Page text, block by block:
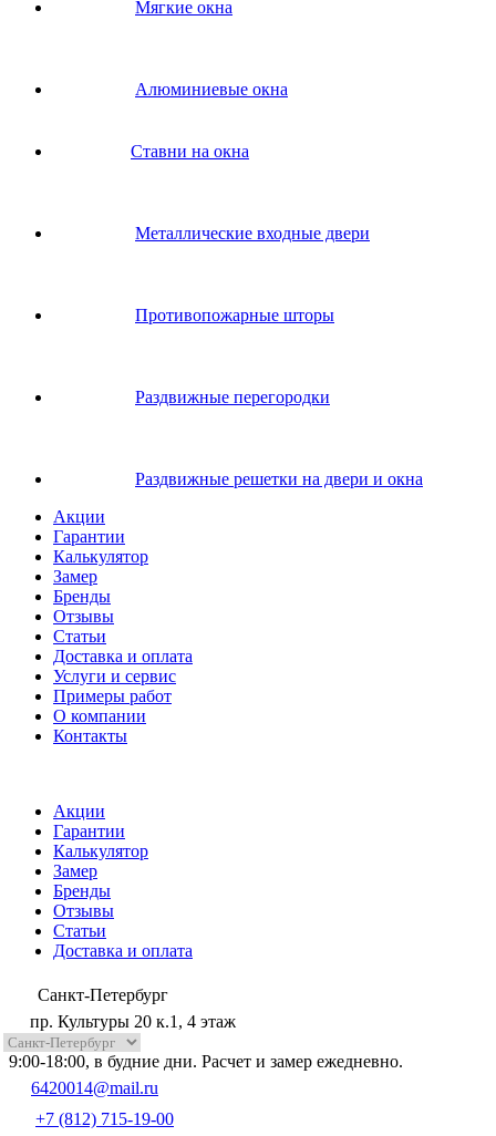
Мягкие окна
Алюминиевые окна
Ставни на окна
Металлические входные двери
Противопожарные шторы
Раздвижные перегородки
Раздвижные решетки на двери и окна
Акции
Гарантии
Калькулятор
Замер
Бренды
Отзывы
Статьи
Доставка и оплата
Услуги и сервис
Примеры работ
О компании
Контакты
Акции
Гарантии
Калькулятор
Замер
Бренды
Отзывы
Статьи
Доставка и оплата
Санкт-Петербург
пр. Культуры 20 к.1, 4 этаж
9:00-18:00, в будние дни. Расчет и замер ежедневно.
6420014@mail.ru
+7 (812) 715-19-00